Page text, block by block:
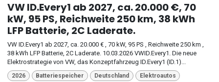
VW ID.Every1 ab 2027, ca. 20.000 €, 70
kW, 95 PS, Reichweite 250 km, 38 kWh
LFP Batterie, 2C Laderate.
VW ID.Every1 ab 2027, ca. 20.000 € , 70 kW, 95 PS , Reichweite 250 km ,
38 kWh LFP Batterie, 2C Laderate. 10.03.2026 VWID.Every1. Die neue
Elektrostrategie von VW, das Konzeptfahrzeug ID.Every1 (ID.1)...
2026 Batteriespeicher Deutschland Elektroautos